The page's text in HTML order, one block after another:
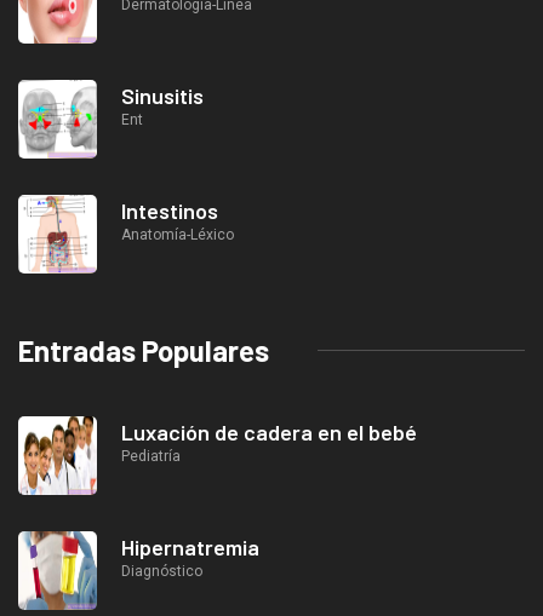
Dermatología-Línea
Sinusitis
Ent
Intestinos
Anatomía-Léxico
Entradas Populares
Luxación de cadera en el bebé
Pediatría
Hipernatremia
Diagnóstico